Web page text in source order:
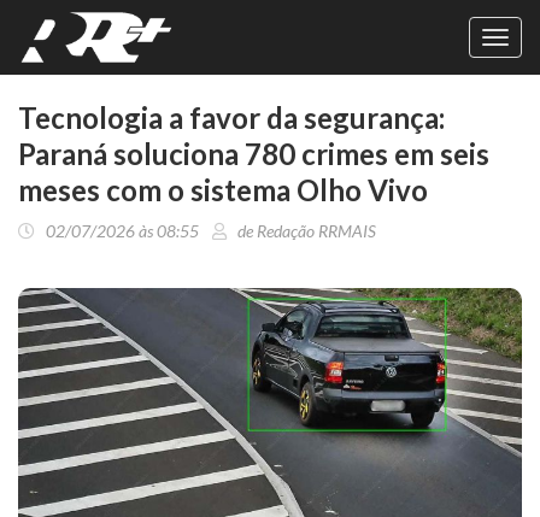
Tecnologia a favor da segurança:
Paraná soluciona 780 crimes em seis
meses com o sistema Olho Vivo
02/07/2026 às 08:55 de Redação RRMAIS